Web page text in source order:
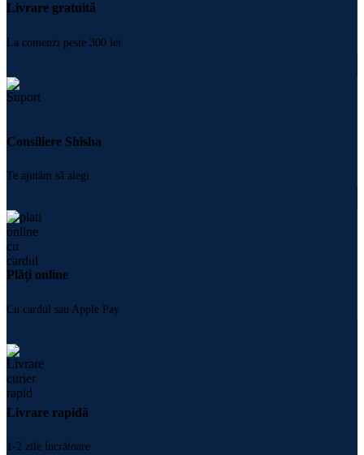
Livrare gratuită
La comenzi peste 300 lei
Consiliere Shisha
Te ajutăm să alegi
Plăți online
Cu cardul sau Apple Pay
Livrare rapidă
1-2 zile lucrătoare